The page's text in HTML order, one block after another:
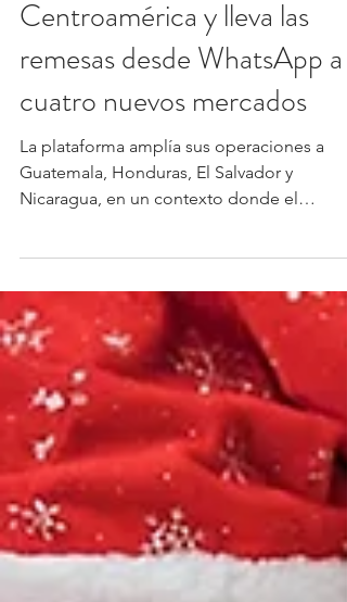
Zapp apuesta por
Centroamérica y lleva las
remesas desde WhatsApp a
cuatro nuevos mercados
La plataforma amplía sus operaciones a
dentro del mercado latinoamericano de
remesas. El envío de remesas continúa
evolucionando hacia modelos más
y accesibles. En esa línea, Zapp anunció la
expansión de su servicio de envío de
desde WhatsApp, una estrategia con la que
busca fortalecer su presencia en uno de los
corredores de remesas de mayor crecimi